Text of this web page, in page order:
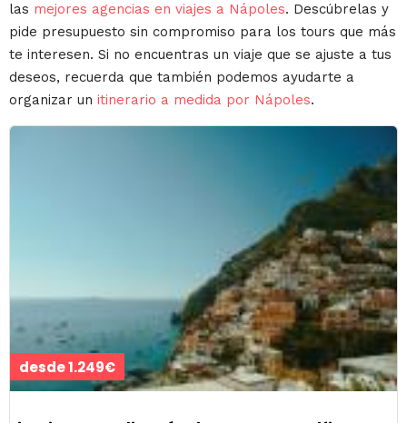
las mejores agencias en viajes a Nápoles. Descúbrelas y
pide presupuesto sin compromiso para los tours que más
te interesen. Si no encuentras un viaje que se ajuste a tus
deseos, recuerda que también podemos ayudarte a
organizar un itinerario a medida por Nápoles.
desde 1.249€